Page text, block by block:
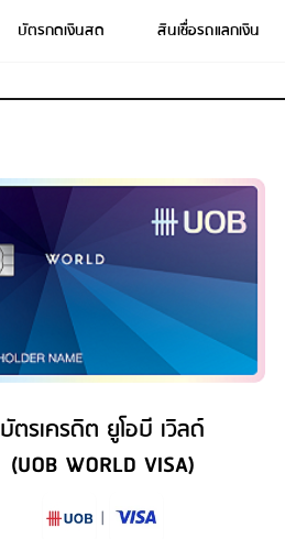
บัตรกดเงินสด สินเชื่อรถแลกเงิน
บัตรเครดิต ยูโอบี เวิลด์
(UOB WORLD VISA)
|